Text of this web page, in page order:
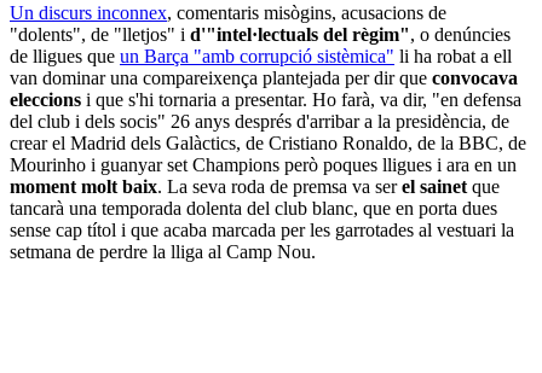
Un discurs inconnex, comentaris misògins, acusacions de
"dolents", de "lletjos" i d'"intel·lectuals del règim", o denúncies
de lligues que un Barça "amb corrupció sistèmica" li ha robat a ell
van dominar una compareixença plantejada per dir que convocava
eleccions i que s'hi tornaria a presentar. Ho farà, va dir, "en defensa
del club i dels socis" 26 anys després d'arribar a la presidència, de
crear el Madrid dels Galàctics, de Cristiano Ronaldo, de la BBC, de
Mourinho i guanyar set Champions però poques lligues i ara en un
moment molt baix. La seva roda de premsa va serel sainet que
tancarà una temporada dolenta del club blanc, que en porta dues
sense cap títol i que acaba marcada per les garrotades al vestuari la
setmana de perdre la lliga al Camp Nou.